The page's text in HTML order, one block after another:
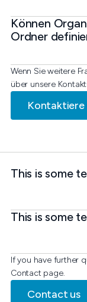
Wenn Sie weitere
über unsere
Kontaktiere
Können
Ordner
If you have further
Contact page.
Contact us
This is some
This is some